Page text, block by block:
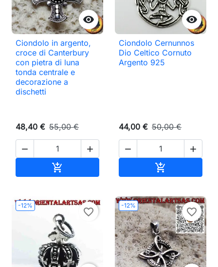

Ciondolo in argento,
croce di Canterbury
con pietra di luna
tonda centrale e
decorazione a
dischetti
48,40 € 55,00 €
 


Ciondolo Cernunnos
Dio Celtico Cornuto
Argento 925
44,00 € 50,00 €
 

-12%
favorite_border
-12%
favorite_border